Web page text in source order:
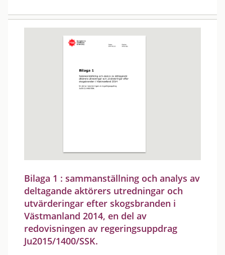
Bilaga 1 : sammanställning och analys av
deltagande aktörers utredningar och
utvärderingar efter skogsbranden i
Västmanland 2014, en del av
redovisningen av regeringsuppdrag
Ju2015/1400/SSK.